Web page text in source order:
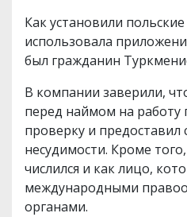
Как установили
использовала
был гражданин
В компании заверили,
перед наймом на работу
проверку и предоставил
несудимости. Кроме
числился и как лицо,
международными
органами.